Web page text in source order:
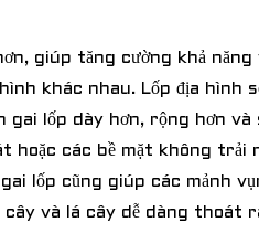
giúp tăng cường khả năng
khác nhau. Lốp địa hình
gai lốp dày hơn, rộng hơn và
hoặc các bề mặt không trải
lốp cũng giúp các mảnh
và lá cây dễ dàng thoát